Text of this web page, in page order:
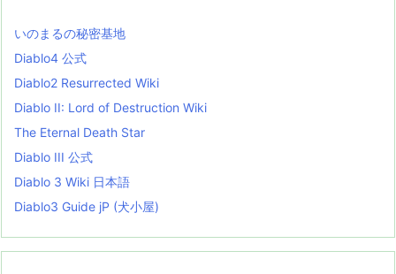
i
s
t
いのまるの秘密基地
Diablo4 公式
Diablo2 Resurrected Wiki
Diablo II: Lord of Destruction Wiki
The Eternal Death Star
Diablo III 公式
Diablo 3 Wiki 日本語
Diablo3 Guide jP (犬小屋)